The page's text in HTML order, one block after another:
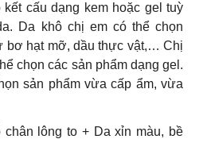
cấu dạng kem hoặc gel tuỳ
Da khô chị em có thể chọn
bơ hạt mỡ, dầu thực vật,… Chị
chọn các sản phẩm dạng gel.
sản phẩm vừa cấp ẩm, vừa
chân lông to + Da xỉn màu, bề